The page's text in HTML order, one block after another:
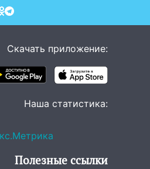
Скачать приложение:
Наша статистика:
Полезные ссылки